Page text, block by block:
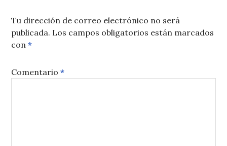
Tu dirección de correo electrónico no será
publicada. Los campos obligatorios están marcados
con*
Comentario*